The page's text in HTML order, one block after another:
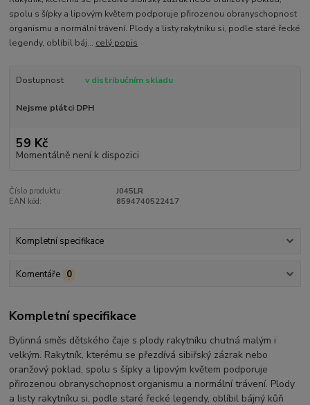
spolu s šípky a lipovým květem podporuje přirozenou obranyschopnost
organismu a normální trávení. Plody a listy rakytníku si, podle staré řecké
legendy, oblíbil báj... celý popis
Dostupnost v distribučním skladu
Nejsme plátci DPH
59 Kč
Momentálně není k dispozici
Číslo produktu:
J045LR
EAN kód:
8594740522417
Kompletní specifikace
Komentáře 0
Kompletní specifikace
Bylinná směs dětského čaje s plody rakytníku chutná malým i
velkým. Rakytník, kterému se přezdívá sibiřský zázrak nebo
oranžový poklad, spolu s šípky a lipovým květem podporuje
přirozenou obranyschopnost organismu a normální trávení. Plody
a listy rakytníku si, podle staré řecké legendy, oblíbil bájný kůň